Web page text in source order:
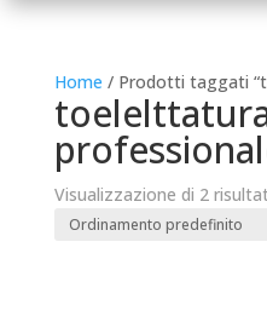
Home / Prodotti taggati
Visualizzazione di 2